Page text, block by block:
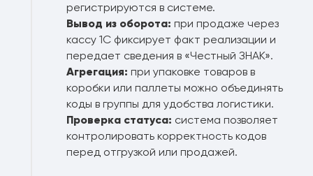
регистрируются в системе.
Вывод из оборота: при продаже через
кассу 1С фиксирует факт реализации и
передает сведения в «Честный ЗНАК».
Агрегация: при упаковке товаров в
коробки или паллеты можно объединять
коды в группы для удобства логистики.
Проверка статуса: система позволяет
контролировать корректность кодов
перед отгрузкой или продажей.